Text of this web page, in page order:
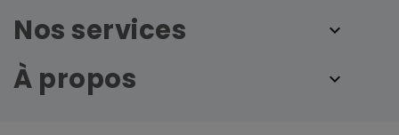
Nos services
À propos